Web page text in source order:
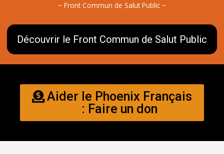
~ Front Commun de Salut Public ~
Découvrir le Front Commun de Salut Public
Aider le Phoenix Français
: Faire un don